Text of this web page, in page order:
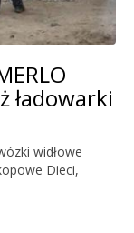
ładowarki
widłowe
Dieci,